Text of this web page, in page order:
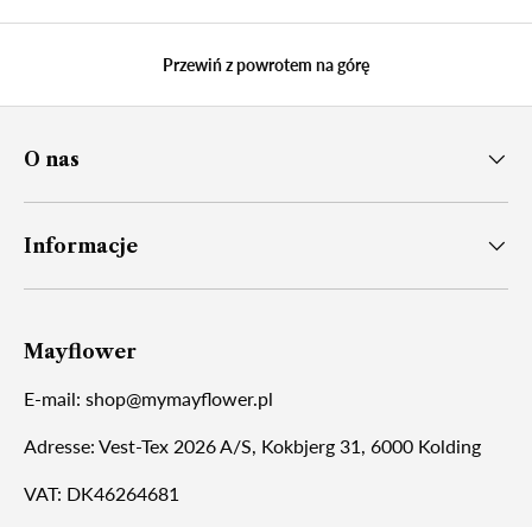
Przewiń z powrotem na górę
O nas
Informacje
Mayflower
E-mail: shop@mymayflower.pl
Adresse: Vest-Tex 2026 A/S, Kokbjerg 31, 6000 Kolding
VAT: DK46264681